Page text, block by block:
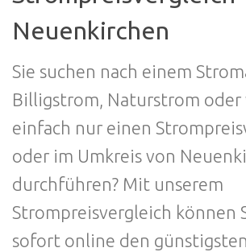
Neuenkirchen
Sie suchen nach einem
Billigstrom, Naturstrom oder
einfach nur einen
oder im Umkreis von
durchführen? Mit unserem
Strompreisvergleich können
sofort online den günstigsten